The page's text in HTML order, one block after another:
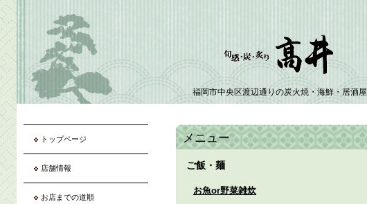
福岡市中央区渡辺通りの炭火焼・海鮮・居酒屋
メニュー
ご飯・麺
お魚or野菜雑炊
トップページ
店舗情報
お店までの道順